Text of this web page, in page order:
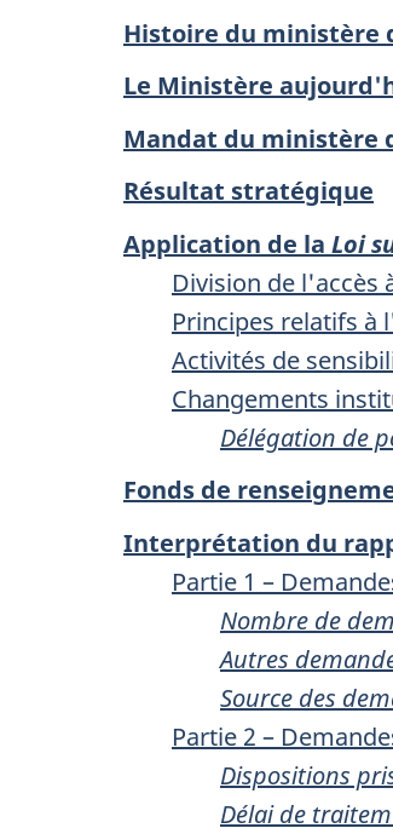
Histoire du ministère
Le Ministère
Mandat du ministère
Résultat stratégique
Application de la Loi
Division de
Principes relatifs à
Activités de
Changements
Délégation de
Fonds de
Interprétation du
Partie 1 –
Nombre de
Autres
Source des
Partie 2 –
Dispositions
Délai de